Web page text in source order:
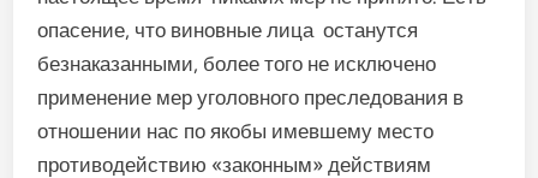
опасение, что виновные лица останутся
безнаказанными, более того не исключено
применение мер уголовного преследования в
отношении нас по якобы имевшему место
противодействию «законным» действиям